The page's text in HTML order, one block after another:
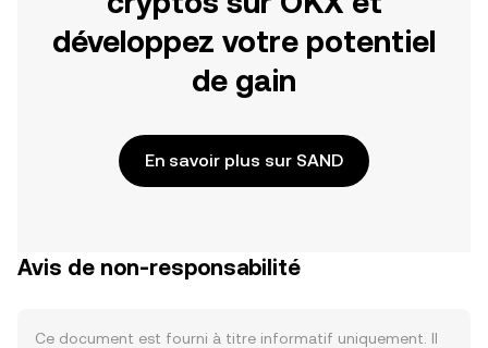
développez votre potentiel
de gain
En savoir plus sur SAND
Avis de non-responsabilité
Ce document est fourni à titre informatif uniquement. Il